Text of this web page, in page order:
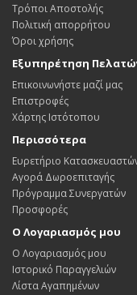
Τρόποι Αποστολής
Πολιτική απορρήτου
Όροι χρήσης
Εξυπηρέτηση
Επικοινωνήστε μαζί μας
Επιστροφές
Χάρτης Ιστότοπου
Περισσότερα
Ευρετήριο
Αγορά Δωροεπιταγής
Πρόγραμμα Συνεργατών
Προσφορές
Ο Λογαριασμός μου
Ο Λογαριασμός μου
Ιστορικό Παραγγελιών
Λίστα Αγαπημένων